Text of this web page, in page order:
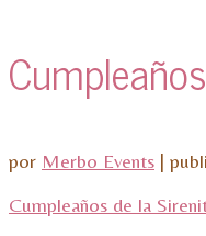
por Merbo Events |
Cumpleaños de la